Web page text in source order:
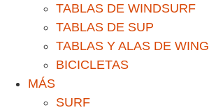
TABLAS DE WINDSURF
TABLAS DE SUP
TABLAS Y ALAS DE WING
BICICLETAS
MÁS
SURF